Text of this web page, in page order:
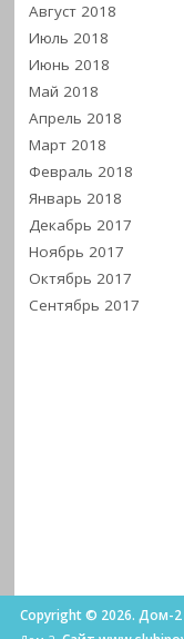
Август 2018
Июль 2018
Июнь 2018
Май 2018
Апрель 2018
Март 2018
Февраль 2018
Январь 2018
Декабрь 2017
Ноябрь 2017
Октябрь 2017
Сентябрь 2017
Copyright © 2026. Дом-2